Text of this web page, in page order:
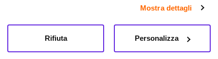
informazioni che hai fornito loro o che hanno raccolto dal
tuo utilizzo dei loro servizi.
Mostra dettagli
Personalizza
Rifiuta